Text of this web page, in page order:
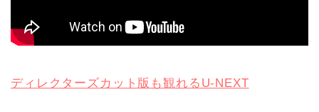
ディレクターズカット版も観れるU-NEXT